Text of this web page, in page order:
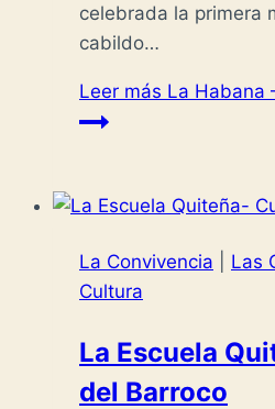
celebrada la primera
cabildo…
Leer más La Habana
La Convivencia
Las
Cultura
La Escuela
del Barroco